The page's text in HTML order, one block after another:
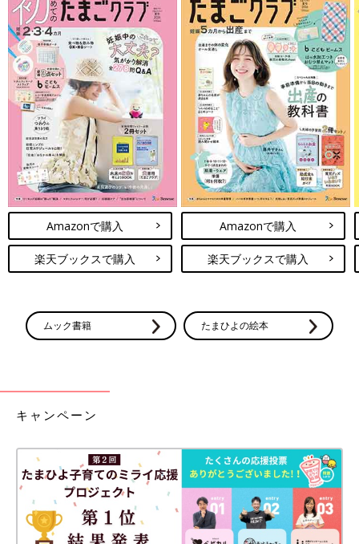
Amazonで購入
楽天ブックスで購入
Amazonで購入
楽天ブックスで購入
ムック書籍 たまひよの絵本
キャンペーン